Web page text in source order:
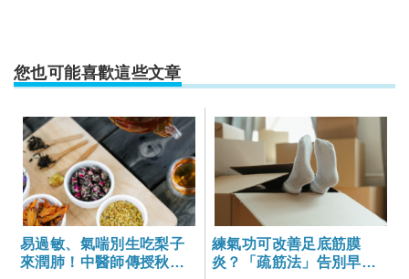
您也可能喜歡這些文章
易過敏、氣喘別生吃梨子
來潤肺！中醫師傳授秋天
練氣功可改善足底筋膜
炎？「疏筋法」告別早上